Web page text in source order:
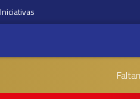
Iniciativas